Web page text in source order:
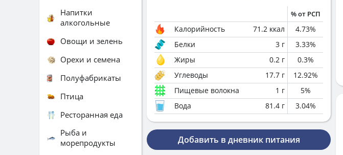
% от РСП
Калорийность 71.2 ккал 4.73%
Белки
3 г 3.33%
Жиры
0.2 г 0.3%
Углеводы
17.7 г 12.92%
Пищевые волокна
1 г 5%
Вода
81.4 г 3.04%
Добавить в дневник питания
Напитки
алкогольные
Овощи и зелень
Орехи и семена
Полуфабрикаты
Птица
Ресторанная еда
Рыба и
морепродукты